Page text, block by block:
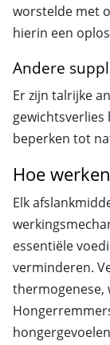
worstelde met
hierin een
Andere
Er zijn talrijke
beperken tot
Hoe
Elk
essentiële
verminderen.
thermogenese,